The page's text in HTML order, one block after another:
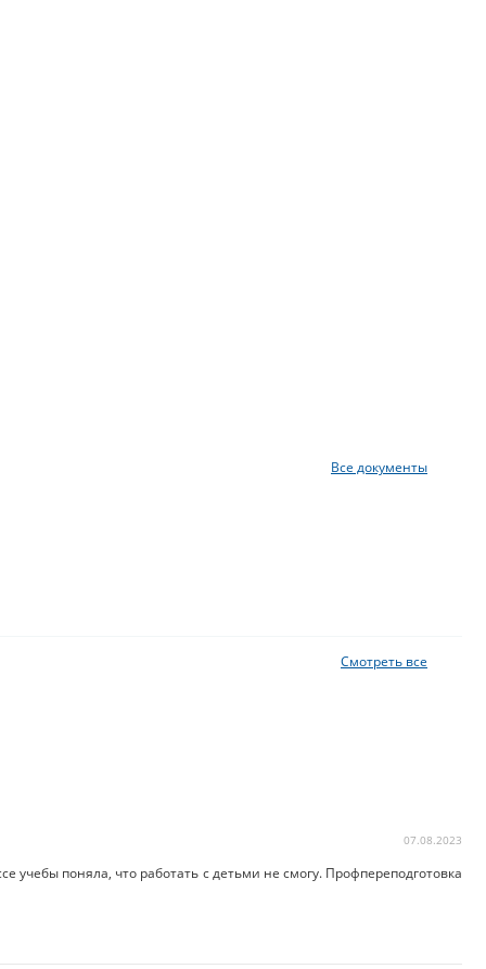
Все документы
Смотреть все
07.08.2023
учебы поняла, что работать с детьми не смогу. Профпереподготовка